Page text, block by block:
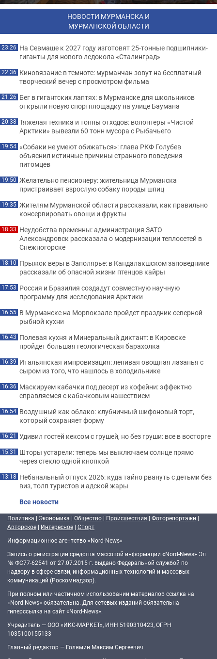
НОВОСТИ МУРМАНСКА И
МУРМАНСКОЙ ОБЛАСТИ
23:26 На Севмаше к 2027 году изготовят 25-тонные подшипники-
гиганты для нового ледокола «Сталинград»
22:36 Киновязание в темноте: мурманчан зовут на бесплатный
творческий вечер с просмотром фильма
21:26 Бег в гигантских лаптях: в Мурманске для школьников
открыли новую спортплощадку на улице Баумана
20:38 Тяжелая техника и тонны отходов: волонтеры «Чистой
Арктики» вывезли 60 тонн мусора с Рыбачьего
19:54 «Собаки не умеют обижаться»: глава РКФ Голубев
объяснил истинные причины странного поведения
питомцев
19:50 Желательно пенсионеру: жительница Мурманска
пристраивает взрослую собаку породы шпиц
19:35 Жителям Мурманской области рассказали, как правильно
консервировать овощи и фрукты
18:33 Неудобства временны: администрация ЗАТО
Александровск рассказала о модернизации теплосетей в
Снежногорске
18:10 Прыжок веры в Заполярье: в Кандалакшском заповеднике
рассказали об опасной жизни птенцов кайры
17:53 Россия и Бразилия создадут совместную научную
программу для исследования Арктики
16:55 В Мурманске на Морвокзале пройдет праздник северной
рыбной кухни
16:43 Полевая кухня и Минеральный диктант: в Кировске
пройдет большая геологическая барахолка
16:39 Итальянская импровизация: ленивая овощная лазанья с
сыром из того, что нашлось в холодильнике
16:36 Маскируем кабачки под десерт из кофейни: эффектно
справляемся с кабачковым нашествием
16:54 Воздушный как облако: клубничный шифоновый торт,
который сохраняет форму
16:21 Удивил гостей кексом с грушей, но без груши: все в восторге
15:31 Шторы устарели: теперь мы выключаем солнце прямо
через стекло одной кнопкой
13:18 Небанальный отпуск 2026: куда тайно рвануть с детьми без
виз, толп туристов и адской жары
Все новости
Политика | Экономика | Общество | Происшествия | Фоторепортажи |
Авторское | Интересное | Спорт
Информационное агентство «Nord-News»
Запись о регистрации средства массовой информации «Nord-News» Эл
№ ФС77-62541 от 27.07.2015 г. выдано Федеральной службой по
надзору в сфере связи, информационных технологий и массовых
коммуникаций (Роскомнадзор).
При полном или частичном использовании материалов ссылка на
«Nord-News» обязательна. Для сетевых изданий обязательна
гиперссылка на сайт «Nord-News».
Учредитель — ООО «ИКС-МАРКЕТ», ИНН 5190310423, ОГРН
1035100155133
Главный редактор — Голямин Максим Сергеевич